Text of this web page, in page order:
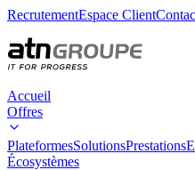
RecrutementEspace Client
Accueil
Offres
PlateformesSolutionsPrestations
Écosystèmes